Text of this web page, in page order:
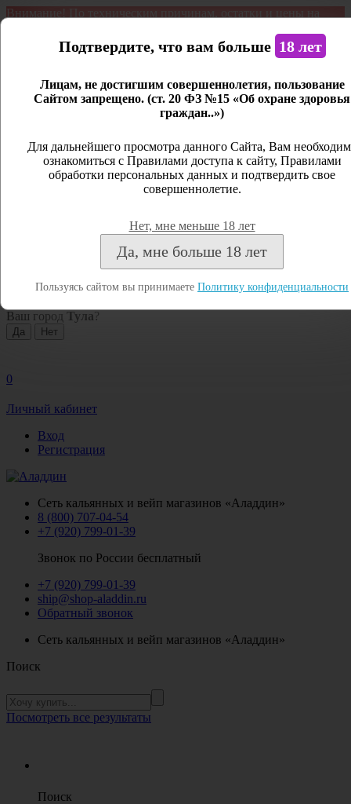
Внимание! По техническим причинам, остатки и цены на
является демонстрационным. Дистанционная продажа не
Открыть сайдбар
Личный кабинет
Закрыть
Посмотреть все результаты
Ваш город Тула ?
0
Личный кабинет
Вход
Регистрация
Сеть кальянных и вейп магазинов «Аладдин»
8 (800) 707-04-54
+7 (920) 799-01-39
Звонок по России бесплатный
+7 (920) 799-01-39
ship@shop-aladdin.ru
Обратный звонок
Сеть кальянных и вейп магазинов «Аладдин»
Поиск
Посмотреть все результаты
Поиск
Подтвердите, что вам больше 18 лет
Лицам, не достигшим совершеннолетия, пользование
Сайтом запрещено. (ст. 20 ФЗ №15 «Об охране здоровья
граждан..»)
Для дальнейшего просмотра данного Сайта, Вам
ознакомиться с Правилами доступа к сайту, Правилами
обработки персональных данных и подтвердить свое
совершеннолетие.
Нет, мне меньше 18 лет
Да, мне больше 18 лет
Пользуясь сайтом вы принимаете Политику конфиденциальности